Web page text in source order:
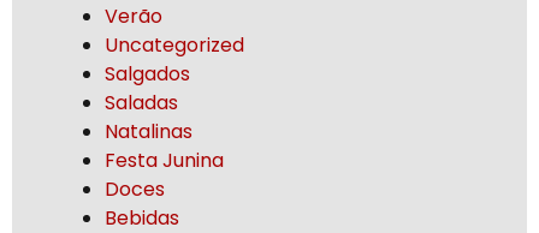
Verão
Uncategorized
Salgados
Saladas
Natalinas
Festa Junina
Doces
Bebidas